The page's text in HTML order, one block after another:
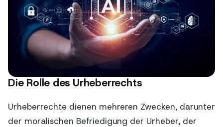
Die Rolle des Urheberrechts
Urheberrechte dienen mehreren Zwecken, darunter
der moralischen Befriedigung der Urheber, der